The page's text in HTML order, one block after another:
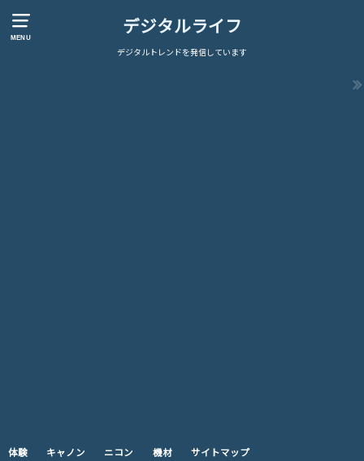
MENU
デジタルライフ
デジタルトレンドを発信しています
体験 キャノン ニコン 機材 サイトマップ